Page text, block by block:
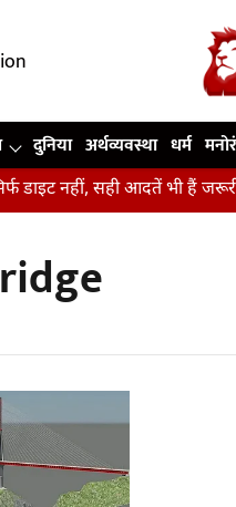
दुनिया अर्थव्यवस्था धर्म
डाइट नहीं, सही आदतें भी हैं